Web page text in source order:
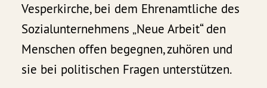
Vesperkirche, bei dem Ehrenamtliche des
Sozialunternehmens „Neue Arbeit“ den
Menschen offen begegnen, zuhören und
sie bei politischen Fragen unterstützen.